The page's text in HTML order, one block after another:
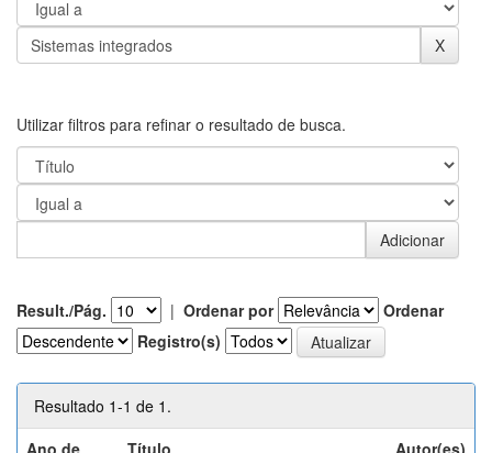
Utilizar filtros para refinar o resultado de busca.
Result./Pág. | Ordenar por
Ordenar
Registro(s)
Resultado 1-1 de 1.
Ano de
Título Autor(es)